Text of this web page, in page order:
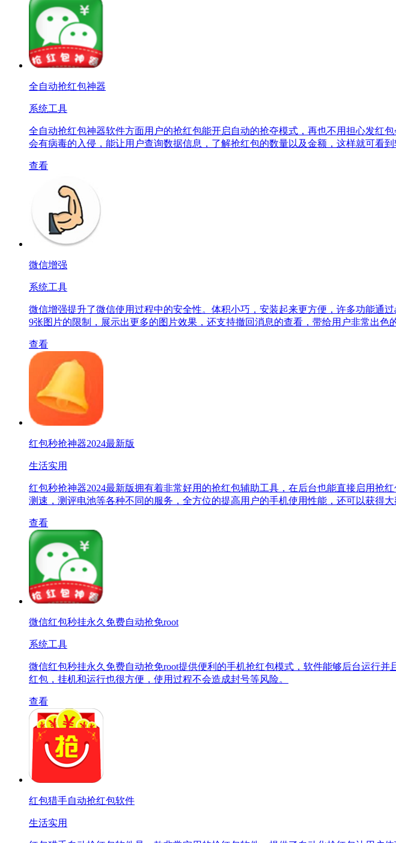
全自动抢红包神器
系统工具
全自动抢红包神器软件方面用户的抢红包能开启自动的抢夺模式，再也不用担心发红
会有病毒的入侵，能让用户查询数据信息，了解抢红包的数量以及金额，这样就可看到
查看
微信增强
系统工具
微信增强提升了微信使用过程中的安全性。体积小巧，安装起来更方便，许多功能通
9张图片的限制，展示出更多的图片效果，还支持撤回消息的查看，带给用户非常出色
查看
红包秒抢神器2024最新版
生活实用
红包秒抢神器2024最新版拥有着非常好用的抢红包辅助工具，在后台也能直接启用抢
测速，测评电池等各种不同的服务，全方位的提高用户的手机使用性能，还可以获得
查看
微信红包秒挂永久免费自动抢免root
系统工具
微信红包秒挂永久免费自动抢免root提供便利的手机抢红包模式，软件能够后台运行
红包，挂机和运行也很方便，使用过程不会造成封号等风险。
查看
红包猎手自动抢红包软件
生活实用